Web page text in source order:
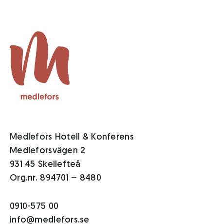
Medlefors Hotell & Konferens
Medleforsvägen 2
931 45 Skellefteå
Org.nr. 894701 – 8480
0910-575 00
info@medlefors.se